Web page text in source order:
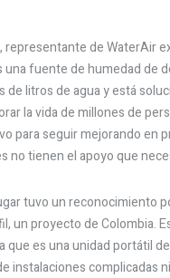
representante de WaterAir
fuente de humedad de
de litros de agua y está
la vida de millones de
para seguir mejorando en
no tienen el apoyo que
tuvo un reconocimiento
un proyecto de Colombia.
que es una unidad portátil
instalaciones complicadas